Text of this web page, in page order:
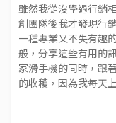
雖然我從沒學過行銷
創團隊後我才發現行
一種專業又不失有趣
般，分享這些有用的
家滑手機的同時，跟
的收穫，因為我每天